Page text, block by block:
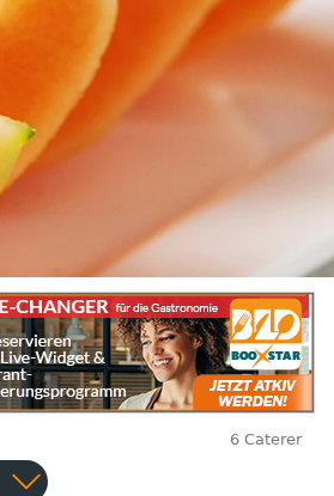
6 Caterer